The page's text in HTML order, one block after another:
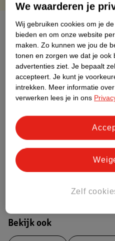
Over dit product
Productinformatie
Etiketinformatie
Dit
Impact
Bestel & Bezorginformatie
Bekijk ook
We waarderen je
Wij gebruiken cookies om je
bieden en om onze website
maken. Zo kunnen we jou de
tonen en zorgen we dat je ook
advertenties ziet. Je bepaalt
accepteert. Je kunt je
intrekken. Meer informatie
verwerken lees je in ons
Zelf